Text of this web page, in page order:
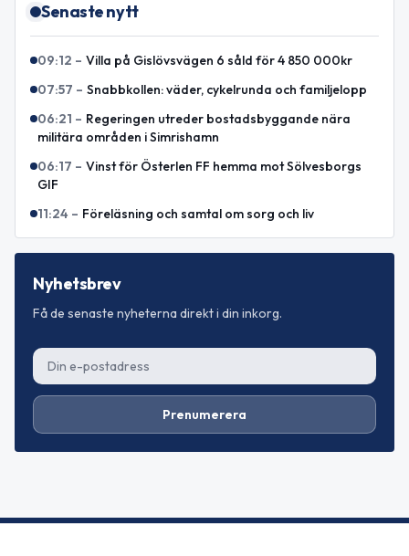
Senaste nytt
09:12 – Villa på Gislövsvägen 6 såld för 4 850 000kr
07:57 – Snabbkollen: väder, cykelrunda och familjelopp
06:21 – Regeringen utreder bostadsbyggande nära
militära områden i Simrishamn
06:17 – Vinst för Österlen FF hemma mot Sölvesborgs
GIF
11:24 – Föreläsning och samtal om sorg och liv
Nyhetsbrev
Få de senaste nyheterna direkt i din inkorg.
Prenumerera